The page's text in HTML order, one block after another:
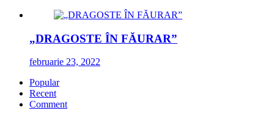
„DRAGOSTE ÎN FĂURAR”
februarie 23, 2022
Popular
Recent
Comment